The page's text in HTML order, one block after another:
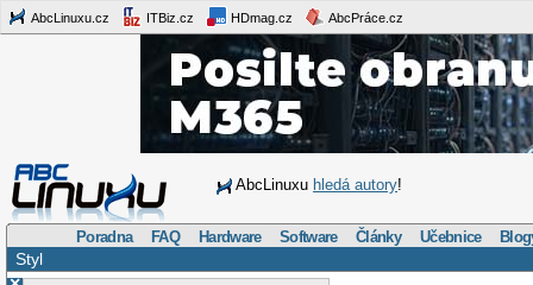
AbcLinuxu.cz ITBiz.cz HDmag.cz AbcPráce.cz
AbcLinuxu hledá autory!
Poradna FAQ Hardware Software Články Učebnice
Styl